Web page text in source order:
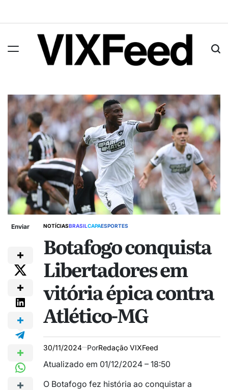
Enviar NOTÍCIASBRASILCAPAESPORTES
Botafogo conquista
Libertadores em
vitória épica contra
Atlético-MG
30/11/2024 PorRedação VIXFeed
Atualizado em 01/12/2024 – 18:50
O Botafogo fez história ao conquistar a